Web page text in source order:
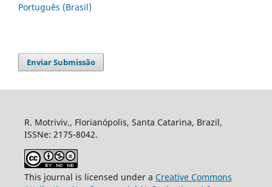
Português (Brasil)
Enviar Submissão
R. Motriviv., Florianópolis, Santa Catarina, Brazil,
ISSNe: 2175-8042.
This journal is licensed under a Creative Commons